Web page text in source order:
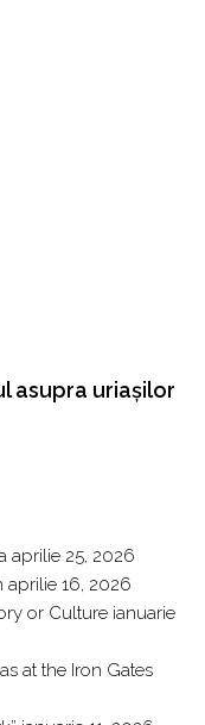
asupra uriașilor
aprilie 25, 2026
aprilie 16, 2026
or Culture ianuarie
at the Iron Gates